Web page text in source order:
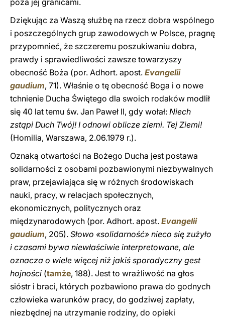
poza jej granicami.
Dziękując za Waszą służbę na rzecz dobra wspólnego
i poszczególnych grup zawodowych w Polsce, pragnę
przypomnieć, że szczeremu poszukiwaniu dobra,
prawdy i sprawiedliwości zawsze towarzyszy
obecność Boża (por. Adhort. apost. Evangelii
gaudium, 71). Właśnie o tę obecność Boga i o nowe
tchnienie Ducha Świętego dla swoich rodaków modlił
się 40 lat temu św. Jan Paweł II, gdy wołał: Niech
zstąpi Duch Twój! I odnowi oblicze ziemi. Tej Ziemi!
(Homilia, Warszawa, 2.06.1979 r.).
Oznaką otwartości na Bożego Ducha jest postawa
solidarności z osobami pozbawionymi niezbywalnych
praw, przejawiająca się w różnych środowiskach
nauki, pracy, w relacjach społecznych,
ekonomicznych, politycznych oraz
międzynarodowych (por. Adhort. apost. Evangelii
gaudium, 205). Słowo «solidarność» nieco się zużyło
i czasami bywa niewłaściwie interpretowane, ale
oznacza o wiele więcej niż jakiś sporadyczny gest
hojności (tamże, 188). Jest to wrażliwość na głos
sióstr i braci, których pozbawiono prawa do godnych
człowieka warunków pracy, do godziwej zapłaty,
niezbędnej na utrzymanie rodziny, do opieki